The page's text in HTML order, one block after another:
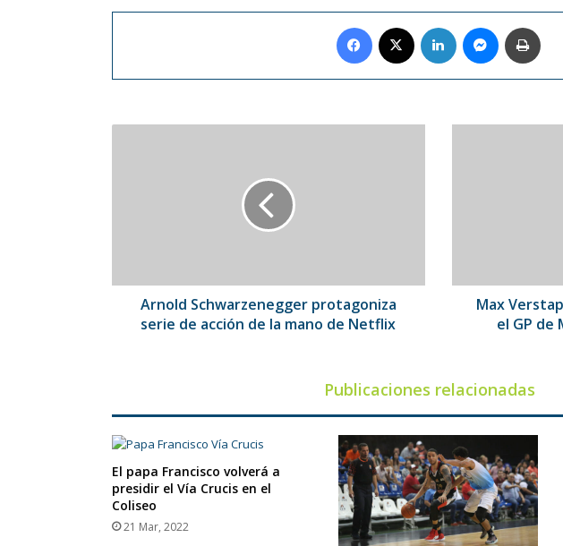
Facebook LinkedIn Messenger
mano
Netflix
Arnold Schwarzenegger protagoniza
serie de acción de la mano de Netflix
GP
1
Max
el GP de
Publicaciones relacionadas
El papa Francisco volverá a
presidir el Vía Crucis en el
Coliseo
21 Mar, 2022